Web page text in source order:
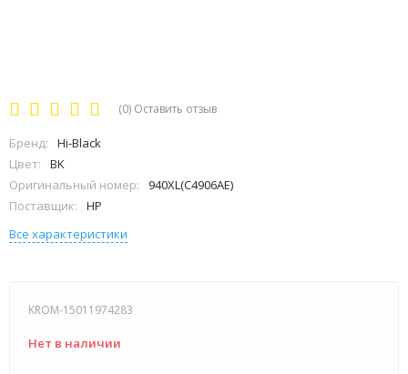
(0) Оставить отзыв
Бренд:
Hi-Black
Цвет:
BK
Оригинальный номер:
940XL(C4906AE)
Поставщик:
HP
Все характеристики
KROM-15011974283
Нет в наличии